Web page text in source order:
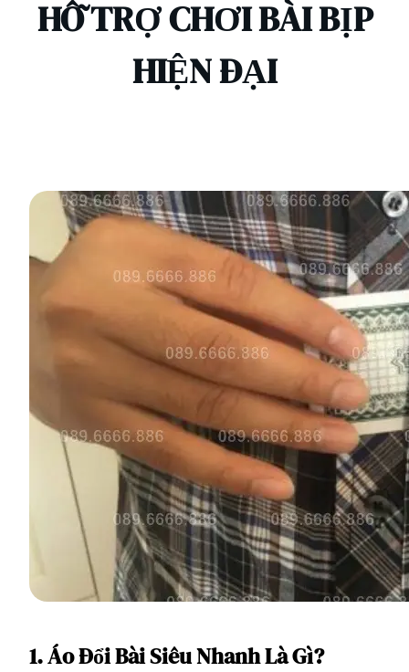
HỖ TRỢ CHƠI BÀI BỊP
HIỆN ĐẠI
1. Áo Đổi Bài Siêu Nhanh Là Gì?